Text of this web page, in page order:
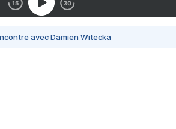
avec Damien Witecka